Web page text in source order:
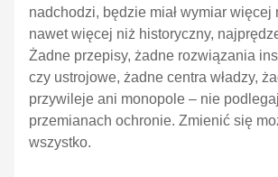
nadchodzi, będzie miał wymiar więcej
nawet więcej niż historyczny,
Żadne przepisy, żadne rozwiązania
czy ustrojowe, żadne centra władzy,
przywileje ani monopole – nie
przemianach ochronie. Zmienić się
wszystko.